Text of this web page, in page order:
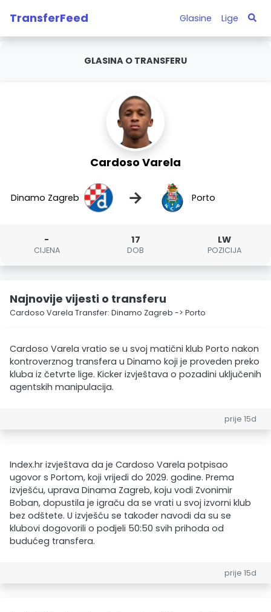
TransferFeed Glasine Lige
GLASINA O TRANSFERU
Cardoso Varela
Dinamo Zagreb → Porto
-
CIJENA
17
DOB
LW
POZICIJA
Najnovije vijesti o transferu
Cardoso Varela Transfer: Dinamo Zagreb -> Porto
Cardoso Varela vratio se u svoj matični klub Porto nakon
kontroverznog transfera u Dinamo koji je proveden preko
kluba iz četvrte lige. Kicker izvještava o pozadini uključenih
agentskih manipulacija.
prije 15d
Index.hr izvještava da je Cardoso Varela potpisao
ugovor s Portom, koji vrijedi do 2029. godine. Prema
izvješću, uprava Dinama Zagreb, koju vodi Zvonimir
Boban, dopustila je igraču da se vrati u svoj izvorni klub
bez odštete. U izvješću se također navodi da su se
klubovi dogovorili o podjeli 50:50 svih prihoda od
budućeg transfera.
prije 15d